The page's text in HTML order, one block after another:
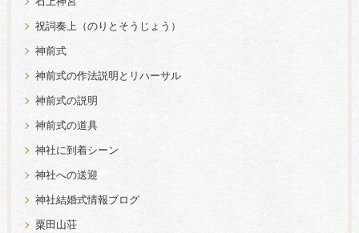
祝詞奏上（のりとそうじょう）
神前式
神前式の作法説明とリハーサル
神前式の説明
神前式の道具
神社に到着シーン
神社への送迎
神社結婚式情報ブログ
粟田山荘